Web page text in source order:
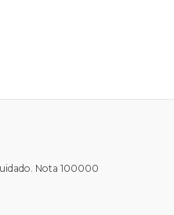
Nota 100000